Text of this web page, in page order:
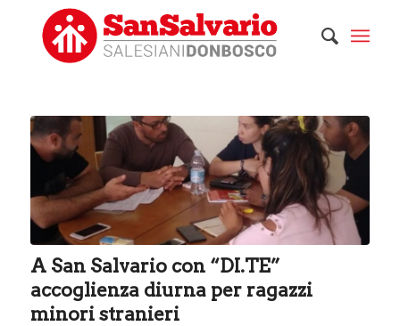
A San Salvario con “DI.TE”
accoglienza diurna per ragazzi
minori stranieri